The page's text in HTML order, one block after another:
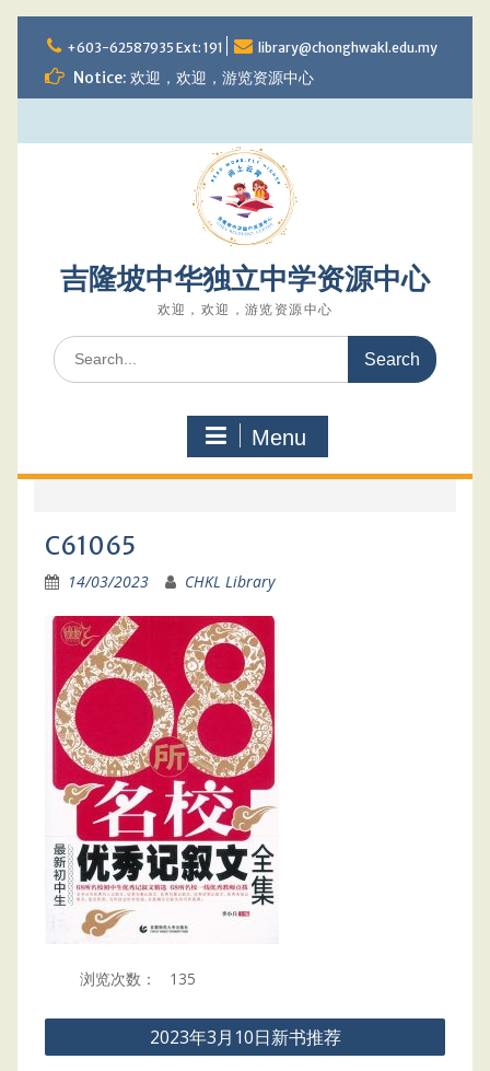
to
content
+603-62587935 Ext: 191 library@chonghwakl.edu.my
Notice: 欢迎，欢迎，游览资源中心
吉隆坡中华独立中学资源中心
欢迎，欢迎，游览资源中心
Search
for:
Menu
C61065
14/03/2023 CHKL Library
浏览次数： 135
Post
navigation
2023年3月10日新书推荐